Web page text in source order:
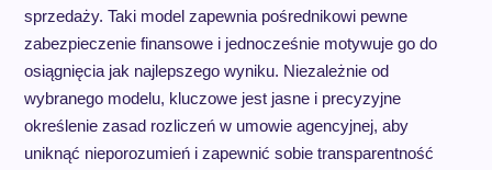
sprzedaży. Taki model zapewnia pośrednikowi pewne
zabezpieczenie finansowe i jednocześnie motywuje go do
osiągnięcia jak najlepszego wyniku. Niezależnie od
wybranego modelu, kluczowe jest jasne i precyzyjne
określenie zasad rozliczeń w umowie agencyjnej, aby
uniknąć nieporozumień i zapewnić sobie transparentność